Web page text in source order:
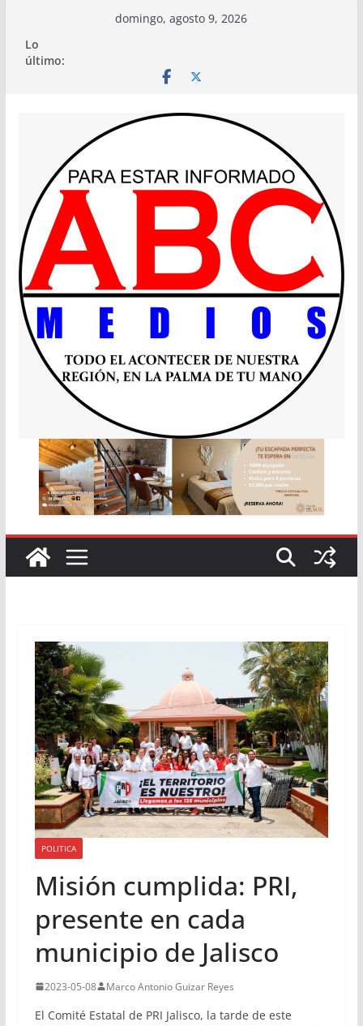
contenido
domingo, agosto 9, 2026
Lo
último:
POLITICA
Misión cumplida: PRI,
presente en cada
municipio de Jalisco
2023-05-08 Marco Antonio Guizar Reyes
El Comité Estatal de PRI Jalisco, la tarde de este